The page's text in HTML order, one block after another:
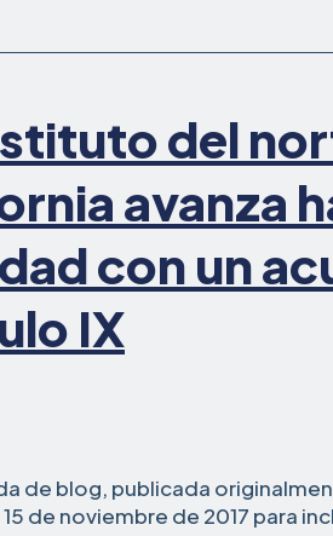
del
avanza
con un
IX
de blog, publicada
de noviembre de 2017 para